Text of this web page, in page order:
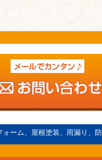
ォーム、屋根塗装、雨漏り、